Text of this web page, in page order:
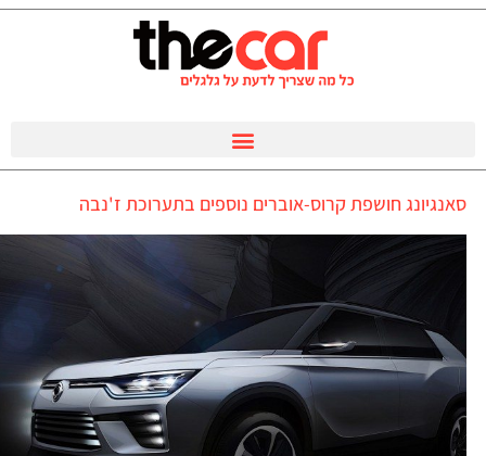
סאנגיונג חושפת קרוס-אוברים נוספים בתערוכת ז'נבה